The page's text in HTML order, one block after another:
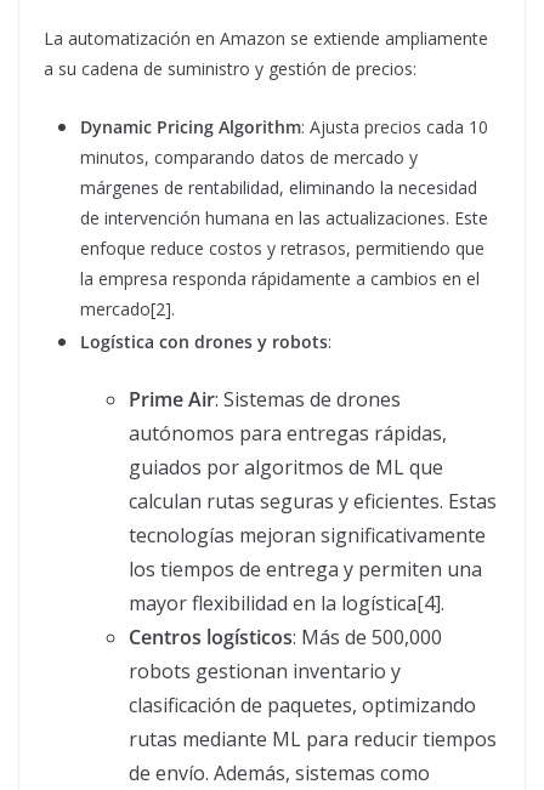
La automatización en Amazon se extiende ampliamente
a su cadena de suministro y gestión de precios:
Dynamic Pricing Algorithm: Ajusta precios cada 10
minutos, comparando datos de mercado y
márgenes de rentabilidad, eliminando la necesidad
de intervención humana en las actualizaciones. Este
enfoque reduce costos y retrasos, permitiendo que
la empresa responda rápidamente a cambios en el
mercado[2].
Logística con drones y robots:
Prime Air: Sistemas de drones
autónomos para entregas rápidas,
guiados por algoritmos de ML que
calculan rutas seguras y eficientes. Estas
tecnologías mejoran significativamente
los tiempos de entrega y permiten una
mayor flexibilidad en la logística[4].
Centros logísticos: Más de 500,000
robots gestionan inventario y
clasificación de paquetes, optimizando
rutas mediante ML para reducir tiempos
de envío. Además, sistemas como